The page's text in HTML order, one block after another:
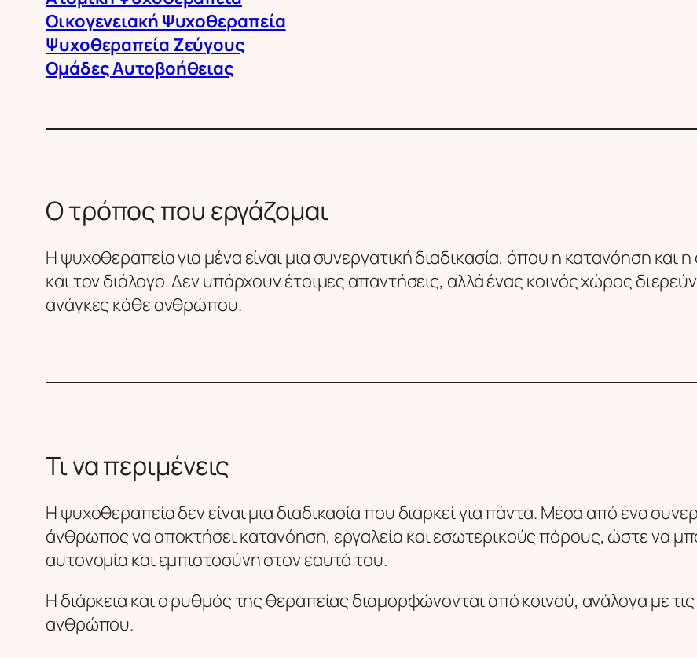
Οικογενειακή Ψυχοθεραπεία
Ψυχοθεραπεία Ζεύγους
Ομάδες Αυτοβοήθειας
Ο τρόπος που εργάζομαι
Η ψυχοθεραπεία για μένα είναι μια συνεργατική διαδικασία, όπου η κατανόηση
και τον διάλογο. Δεν υπάρχουν έτοιμες απαντήσεις, αλλά ένας κοινός χώρος
ανάγκες κάθε ανθρώπου.
Τι να περιμένεις
Η ψυχοθεραπεία δεν είναι μια διαδικασία που διαρκεί για πάντα. Μέσα από ένα
άνθρωπος να αποκτήσει κατανόηση, εργαλεία και εσωτερικούς πόρους, ώστε να
αυτονομία και εμπιστοσύνη στον εαυτό του.
Η διάρκεια και ο ρυθμός της θεραπείας διαμορφώνονται από κοινού, ανάλογα με
ανθρώπου.